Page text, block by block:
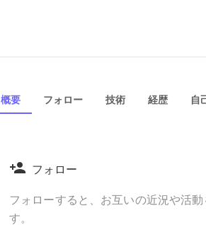
概要 フォロー 技術 経歴 自
フォロー
フォローすると、お互いの近況や活
す。